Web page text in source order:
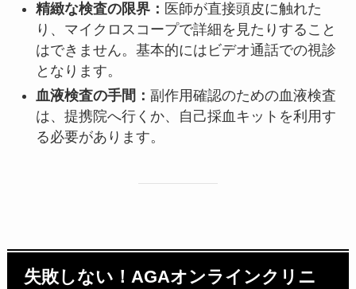
精緻な検査の限界： 医師が直接頭皮に触れた
り、マイクロスコープで詳細を見たりすること
はできません。基本的にはビデオ通話での視診
となります。
血液検査の手間： 副作用確認のための血液検査
は、提携院へ行くか、自己採血キットを利用す
る必要があります。
失敗しない！AGAオンラインクリニ